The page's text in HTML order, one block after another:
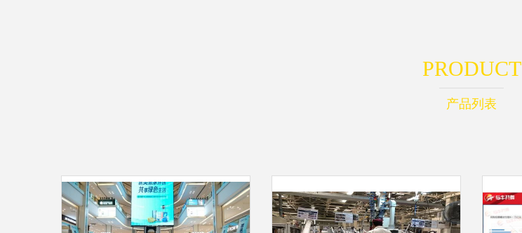
PRODUCT
产品列表